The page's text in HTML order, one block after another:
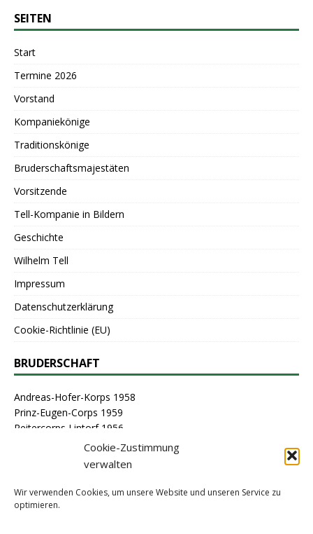
Cookie-Zustimmung
verwalten
Wir verwenden Cookies, um unsere Website und unseren Service zu
optimieren.
SEITEN
Start
Termine 2026
Vorstand
Kompaniekönige
Traditionskönige
Bruderschaftsmajestäten
Vorsitzende
Tell-Kompanie in Bildern
Geschichte
Wilhelm Tell
Impressum
Datenschutzerklärung
Cookie-Richtlinie (EU)
BRUDERSCHAFT
Andreas-Hofer-Korps 1958
Prinz-Eugen-Corps 1959
Reitercorps Lintorf 1956
St. Georg-Corps 1963
St. Lambertus-Corps 1976
Stammcorps 1963